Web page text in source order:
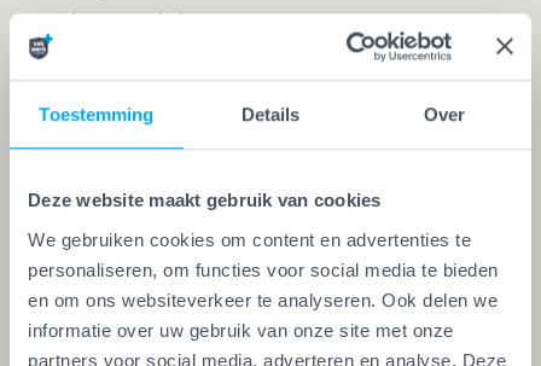
Toestemming Details Over
Deze website maakt gebruik van cookies
We gebruiken cookies om content en advertenties te
personaliseren, om functies voor social media te bieden
en om ons websiteverkeer te analyseren. Ook delen we
informatie over uw gebruik van onze site met onze
partners voor social media, adverteren en analyse. Deze
amet, consectetur
adipisicing elit.
deserunt esse
eum explicabo odio.
Nam similique nulla
est saepe vel.
tel *